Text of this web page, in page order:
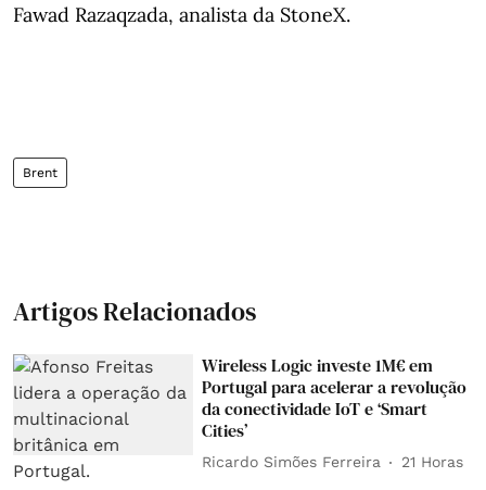
Fawad Razaqzada, analista da StoneX.
Brent
Artigos Relacionados
Wireless Logic investe 1M€ em
Portugal para acelerar a revolução
da conectividade IoT e ‘Smart
Cities’
Ricardo Simões Ferreira 21 Horas